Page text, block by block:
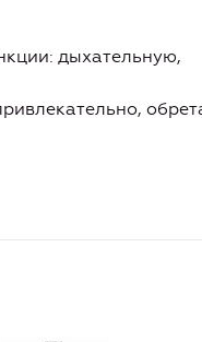
дыхательную,